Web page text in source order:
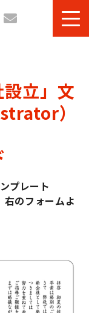
立」文
）
プレート
のフォームよ